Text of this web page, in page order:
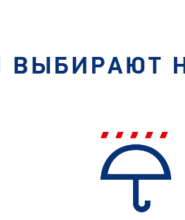
ВЫБИРАЮТ